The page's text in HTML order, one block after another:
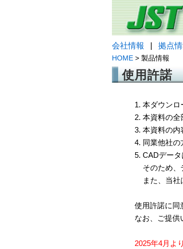
会社情報 拠点
HOME > 製品情報
使用許諾
1. 本ダウンロ
2. 本資料の全
3. 本資料の内
4. 同業他社の
5. CADデータ
そのため、
また、当社
使用許諾に同
なお、ご提供
2025年4月よ